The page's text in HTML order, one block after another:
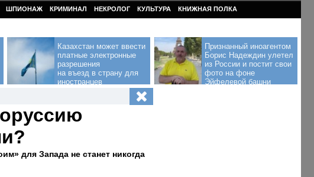
ШПИОНАЖ КРИМИНАЛ НЕКРОЛОГ КУЛЬТУРА КНИЖНАЯ ПОЛКА
Казахстан может ввести
платные электронные
разрешения
на въезд в страну для
иностранцев
Признанный иноагентом
Борис Надеждин улетел
из России и постит свои
фото на фоне
Эйфелевой башни
для Запада не станет никогда